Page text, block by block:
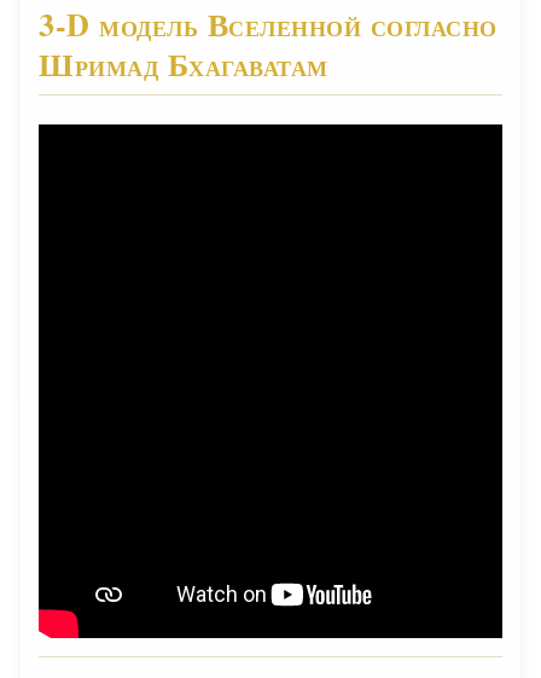
3-D модель Вселенной согласно
Шримад Бхагаватам